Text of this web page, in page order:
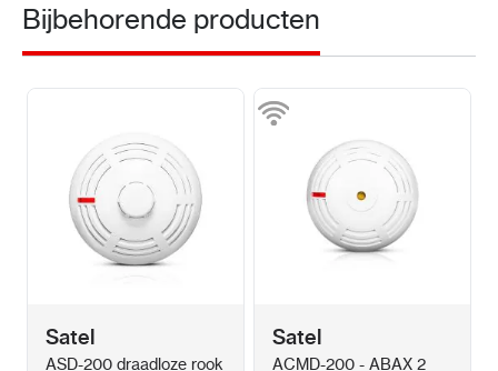
configureren.
stellen of op te hangen? Met ons netwerk aan
installateurs zit er altijd wel een collega bij jou in
de regio.
Bijbehorende producten
Satel
ASD-200 draadloze rook
Satel
ACMD-200 - ABAX 2